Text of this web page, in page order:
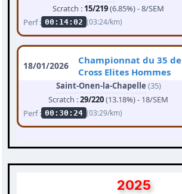
Scratch : 15/219(6.85%) - 8/SEM
Perf : 00:14:02 (03:24/km)
18/01/2026
Championnat du 35 de
Cross Elites Hommes
Saint-Onen-la-Chapelle (35)
Scratch :29/220(13.18%) - 18/SEM
Perf : 00:30:24 (03:29/km)
2025